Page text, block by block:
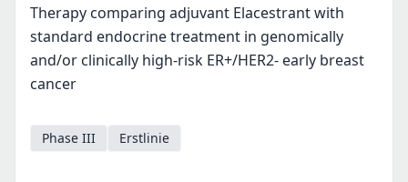
Therapy comparing adjuvant Elacestrant with
standard endocrine treatment in genomically
and/or clinically high-risk ER+/HER2- early breast
cancer
Phase III Erstlinie